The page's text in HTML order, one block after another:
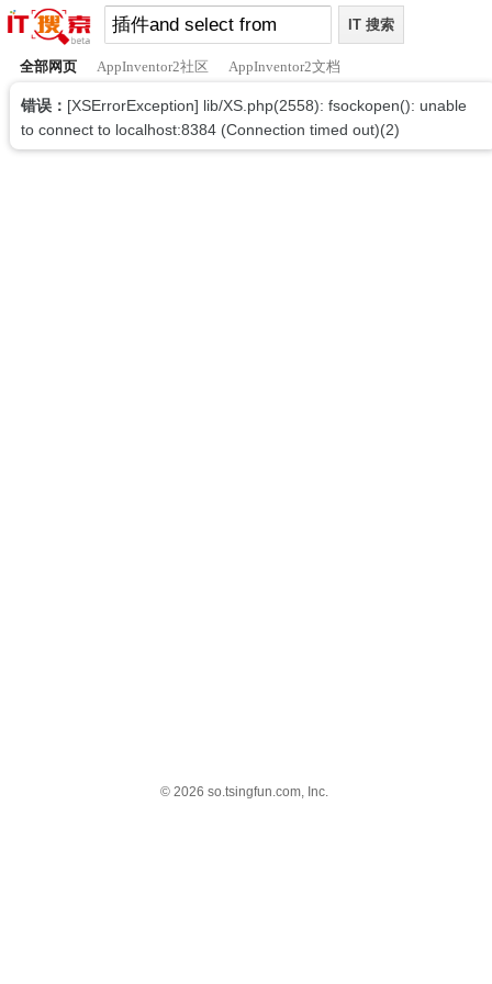
全部网页 AppInventor2社区 AppInventor2文档
错误： [XSErrorException] lib/XS.php(2558): fsockopen(): unable
to connect to localhost:8384 (Connection timed out)(2)
© 2026 so.tsingfun.com, Inc.